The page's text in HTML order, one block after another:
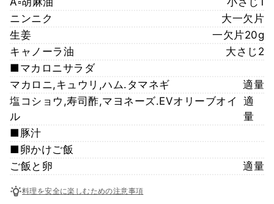
ニンニク
大一欠片
生姜
一欠片20g
キャノーラ油
大さじ2
■マカロニサラダ
マカロニ,キュウリ,ハム.タマネギ
適量
塩コショウ,寿司酢,マヨネーズ.EVオリーブオイ
ル
適
量
■豚汁
■卵かけご飯
ご飯と卵
適量
料理を安全に楽しむための注意事項